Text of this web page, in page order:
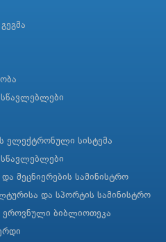
ელექტრონული სისტემა
მეცნიერების სამინისტრო
და სპორტის სამინისტრო
ეროვნული ბიბლიოთეკა